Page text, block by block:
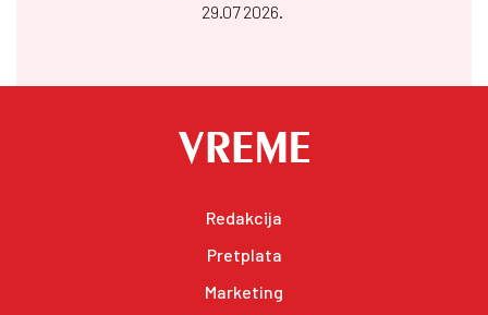
29.07 2026.
Redakcija
Pretplata
Marketing